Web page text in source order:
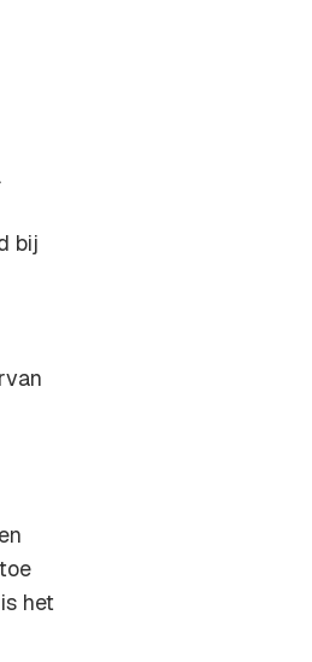
bij
het